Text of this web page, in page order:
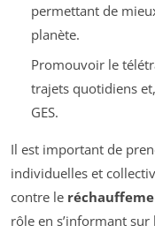
permettant de
planète.
Promouvoir le
trajets quotidiens
GES.
Il est important de
individuelles et
contre le
rôle en s’informant